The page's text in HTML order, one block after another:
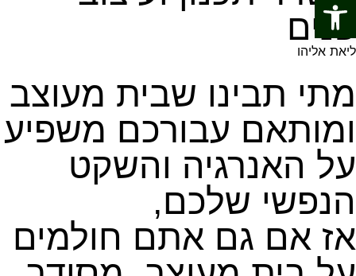
פנים
ליאת אליהו
מתי תבינו שבית מעוצב
ומותאם עבורכם משפיע
על האנרגיה והשקט
הנפשי שלכם,
אז אם גם אתם חולמים